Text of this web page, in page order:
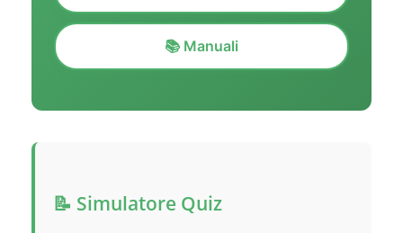
📚 Manuali
📝 Simulatore Quiz